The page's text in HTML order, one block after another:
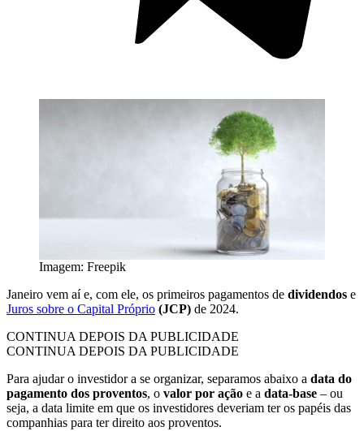
Imagem: Freepik
Janeiro vem aí e, com ele, os primeiros pagamentos de dividendos e
Juros sobre o Capital Próprio (JCP) de 2024.
CONTINUA DEPOIS DA PUBLICIDADE
CONTINUA DEPOIS DA PUBLICIDADE
Para ajudar o investidor a se organizar, separamos abaixo a data do
pagamento dos proventos, o valor por ação e a data-base – ou
seja, a data limite em que os investidores deveriam ter os papéis das
companhias para ter direito aos proventos.